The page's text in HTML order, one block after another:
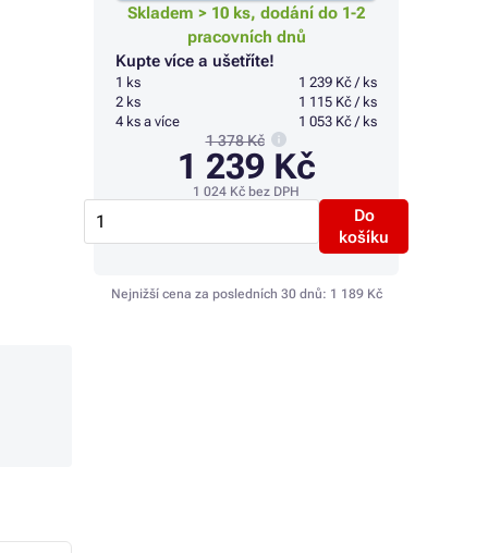
Skladem > 10 ks, dodání do 1-2
pracovních dnů
Kupte více a ušetříte!
1 ks
1 239 Kč / ks
2 ks
1 115 Kč / ks
4 ks a více
1 053 Kč / ks
1 378 Kč
1 239 Kč
1 024 Kč bez DPH
Do
košíku
Nejnižší cena za posledních 30 dnů: 1 189 Kč